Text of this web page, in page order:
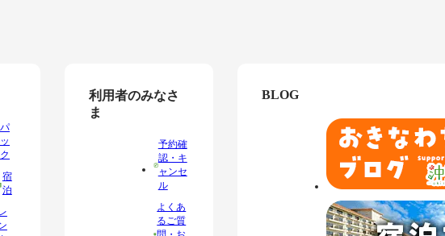
パ
ッ
ク
宿
泊
利用者のみなさ
ま
予約確
認・キ
ャンセ
ル
よくあ
るご質
BLOG